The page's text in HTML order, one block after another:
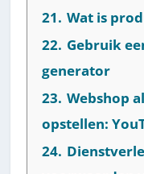
21. Wat is
22. Gebruik
generator
23. Webshop
opstellen:
24.